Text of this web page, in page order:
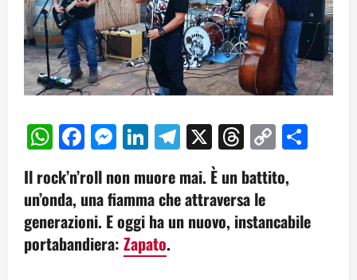
WhatsApp
Facebook
Messenger
LinkedIn
Telegram
X Threads
Copy
Il rock’n’roll non muore mai. È un battito,
un’onda, una fiamma che attraversa le
generazioni. E oggi ha un nuovo, instancabile
portabandiera: Zapato.